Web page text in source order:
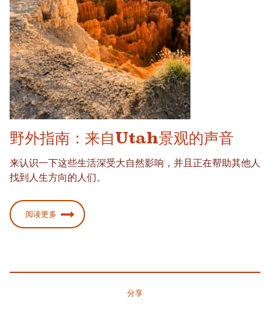
野外指南：来自Utah景观的声音
来认识一下这些生活深受大自然影响，并且正在帮助其他人
找到人生方向的人们。
阅读更多
分享